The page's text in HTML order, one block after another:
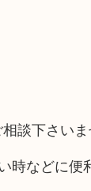
談下さいま
などに便